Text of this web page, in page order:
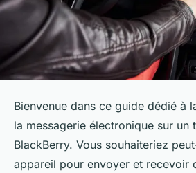
Bienvenue dans ce guide dédié à
la messagerie électronique sur un
BlackBerry. Vous souhaiteriez
appareil pour envoyer et recevoir